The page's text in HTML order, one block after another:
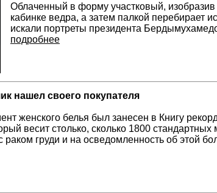
Облаченный в форму участковый,
кабинке ведра, а затем палкой перебирает
искали портреты президента
подробнее
нашел своего покупателя
женского белья был занесен в Книгу
весит столько, сколько 1800
раком груди и на осведомленность об этой